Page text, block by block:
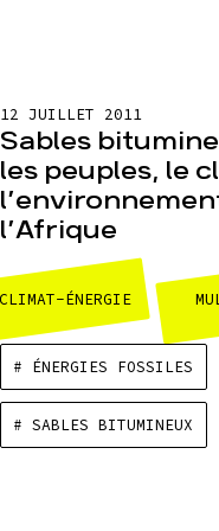
12 JUILLET 2011
Sables
les peuples, le
l’Afrique
ÉNERGIE
# ÉNERGIES FOSSILES
# SABLES BITUMINEUX